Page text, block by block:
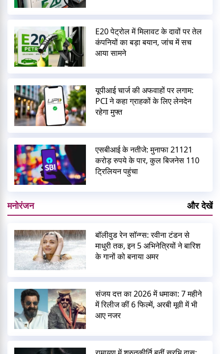
E20 पेट्रोल में मिलावट के दावों पर तेल
कंपनियों का बड़ा बयान, जांच में सच
आया सामने
यूपीआई चार्ज की अफवाहों पर लगाम:
PCI ने कहा ग्राहकों के लिए लेनदेन
रहेगा मुफ्त
एसबीआई के नतीजे: मुनाफा 21121
करोड़ रुपये के पार, कुल बिजनेस 110
ट्रिलियन पहुंचा
मनोरंजन और देखें
बॉलीवुड रेन सॉन्ग्स: रवीना टंडन से
माधुरी तक, इन 5 अभिनेत्रियों ने बारिश
के गानों को बनाया अमर
संजय दत्त का 2026 में धमाका: 7 महीने
में रिलीज कीं 6 फिल्में, अरबी मूवी में भी
आए नजर